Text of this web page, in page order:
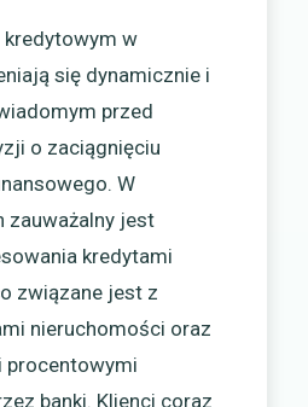
kredytowym w
się dynamicznie i
przed
o zaciągnięciu
W
zauważalny jest
kredytami
związane jest z
nieruchomości oraz
procentowymi
banki. Klienci coraz